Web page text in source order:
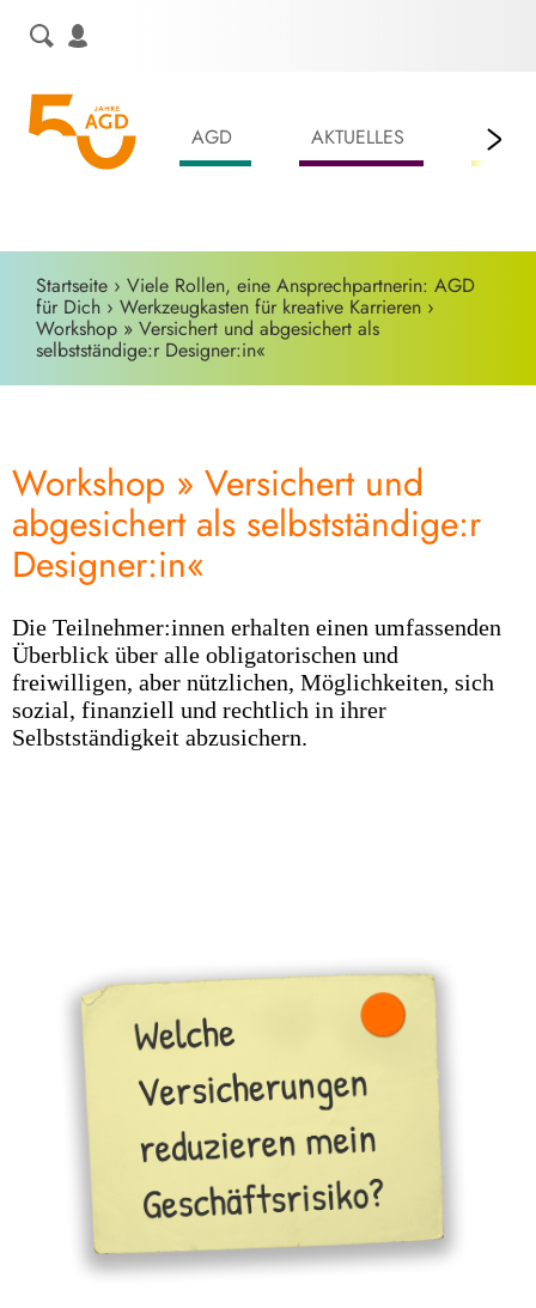
AGD AKTUELLES
Startseite › Viele Rollen, eine Ansprechpartnerin: AGD
für Dich › Werkzeugkasten für kreative Karrieren ›
Workshop » Versichert und abgesichert als
selbstständige:r Designer:in«
Workshop » Versichert und
abgesichert als selbstständige:r
Designer:in«
Die Teilnehmer:innen erhalten einen umfassenden
Überblick über alle obligatorischen und
freiwilligen, aber nützlichen, Möglichkeiten, sich
sozial, finanziell und rechtlich in ihrer
Selbstständigkeit abzusichern.